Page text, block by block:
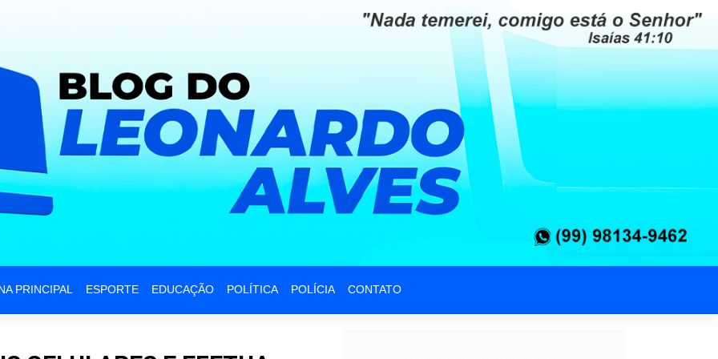
PRINCIPAL ESPORTE EDUCAÇÃO POLÍTICA POLÍCIA CONTATO